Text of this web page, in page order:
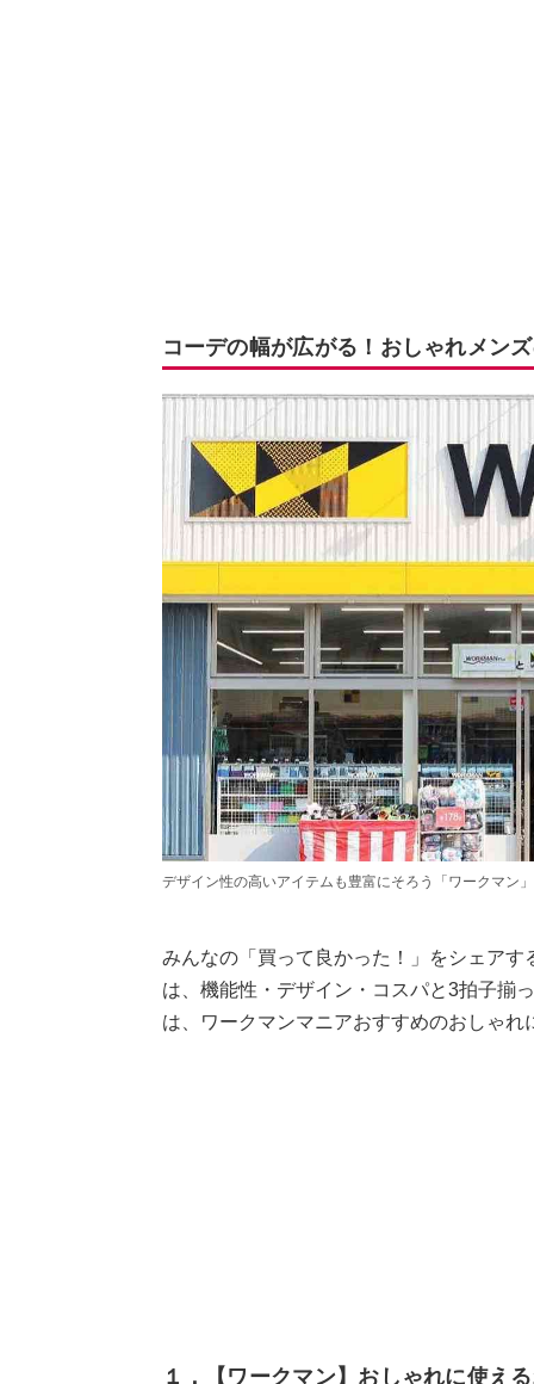
コーデの幅が広がる！おしゃれメン
デザイン性の高いアイテムも豊富にそろう「ワークマン」
みんなの「買って良かった！」をシェア
は、機能性・デザイン・コスパと3拍子揃
は、ワークマンマニアおすすめのおしゃ
１．【ワークマン】おしゃれに使え